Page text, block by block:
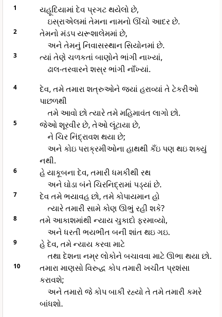
1
યહૂદિયામાં દેવ પ્રગટ થયેલો છે,
ઇસ્રાએલમાં તેમના નામનો ઊંચો આદર છે.
2
તેમનો મંડપ યરૂશાલેમમાં છે,
અને તેમનું નિવાસસ્થાન સિયોનમાં છે.
3
ત્યાં તેણે ચળકતાં બાણોને ભાંગી નાખ્યાં,
ઢાલ-તરવારને શસ્ર ભાંગી નાઁખ્યાં.
4
દેવ, તમે તમારા શત્રુઓને જ્યાં હરાવ્યાં તે ટેકરીઓ
પાછળથી
તમે આવો છો ત્યારે તમે મહિમાવંત લાગો છો.
5
જેઓ શૂરવીર છે, તેઓ લૂંટાયા છે,
ને ચિર નિંદ્રાવશ થયા છે;
અને કોઇ પરાક્રમીઓના હાથથી કઁઇ પણ થઇ શક્યું
નથી.
6
હે યાકૂબના દેવ, તમારી ધમકીથી રથ
અને ઘોડા બંને ચિરનિદ્રામાં પડ્યાં છે.
7
દેવ તમે ભયાવહ છો, તમે કોપાયમાન હો
ત્યારે તમારી સામે કોણ ઊભું રહી શકે?
8
તમે આકાશમાંથી ન્યાય ચુકાદો ફરમાવ્યો,
અને ધરતી ભયભીત બની શાંત થઇ ગઇ.
9
હે દેવ, તમે ન્યાય કરવા માટે
તથા દેશના નમ્ર લોકોને બચાવવા માટે ઊભા થયા છો.
10
તમારા માણસો વિરુદ્ધ કોપ તમારી ખચીત પ્રશંસા
કરાવશે;
અને તમારો જે કોપ બાકી રહ્યો તે તમે તમારી કમરે
બાંધશો.